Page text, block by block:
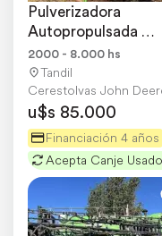
Pulverizadora
Autopropulsada
Metalfor 3200 Ref.
2000.
2000 - 8.000 hs
Tandil
Cerestolvas John
u$s 85.000
Financiación 4 años
Acepta Canje